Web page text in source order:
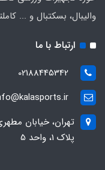
والیبال، بسکتبال و ...
ارتباط با ما
02188445342
تهران، خیابان
پلاک 1، واحد 5